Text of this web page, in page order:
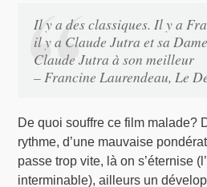
Il y a des classiques. Il y a
il y a Claude Jutra et sa
Claude Jutra à son meilleur
– Francine Laurendeau, Le
De quoi souffre ce film malade?
rythme, d’une mauvaise
passe trop vite, là on s’éternise
interminable), ailleurs un